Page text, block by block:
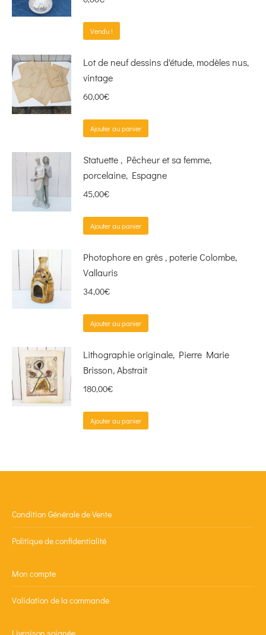
Vendu !
Lot de neuf dessins d'étude, modèles nus,
vintage
60,00€
Ajouter au panier
Statuette , Pêcheur et sa femme,
porcelaine, Espagne
45,00€
Ajouter au panier
Photophore en grès , poterie Colombe,
Vallauris
34,00€
Ajouter au panier
Lithographie originale, Pierre Marie
Brisson, Abstrait
180,00€
Ajouter au panier
Condition Générale de Vente
Politique de confidentialité
Mon compte
Validation de la commande